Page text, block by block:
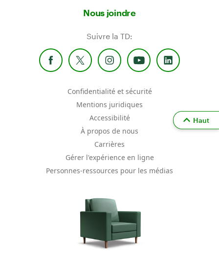
Nous joindre
Suivre la TD:
Confidentialité et sécurité
Mentions juridiques
Accessibilité
À propos de nous
Carrières
Gérer l'expérience en ligne
Personnes-ressources pour les médias
Haut